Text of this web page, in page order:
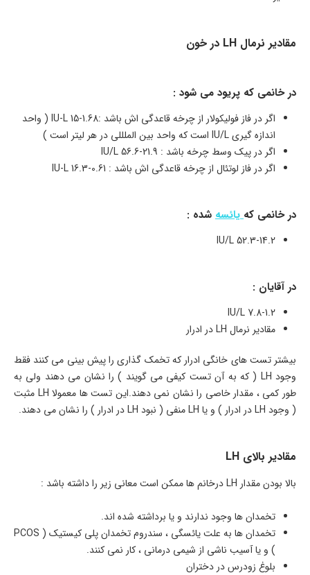
مقادیر نرمال LH در خون
در خانمی که پریود می شود :
اگر در فاز فولیکولار از چرخه قاعدگی اش باشد :IU-L 15-1.68 ( واحد
اندازه گیری IU/L است که واحد بین الملللی در هر لیتر است )
اگر در پیک وسط چرخه باشد : IU/L 56.6-21.9
اگر در فاز لوتئال از چرخه قاعدگی اش باشد : IU-L 16.3-0.61
در خانمی کهیائسه شده :
IU/L 52.3-14.2
در آقایان :
IU/L 7.8-1.2
مقادیر نرمال LH در ادرار
بیشتر تست های خانگی ادرار که تخمک گذاری را پیش بینی می کنند فقط
وجود LH ( که به آن تست کیفی می گویند ) را نشان می دهند ولی به
طور کمی ، مقدار خاصی را نشان نمی دهند.این تست ها معمولا LH مثبت
( وجود LH در ادرار ) و یا LH منفی ( نبود LH در ادرار ) را نشان می دهند.
مقادیر بالای LH
بالا بودن مقدار LH درخانم ها ممکن است معانی زیر را داشته باشد :
تخمدان ها وجود ندارند و یا برداشته شده اند.
تخمدان ها به علت یائسگی ، سندروم تخمدان پلی کیستیک ( PCOS
) و یا آسیب ناشی از شیمی درمانی ، کار نمی کنند.
بلوغ زودرس در دختران